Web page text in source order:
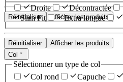
Réinitialiser Afficher les produits
Droite
Décontractée
Slim Fit
Extra longue
Réinitialiser
Afficher les produits
Col
Sélectionner un type de col
Col rond
Capuche